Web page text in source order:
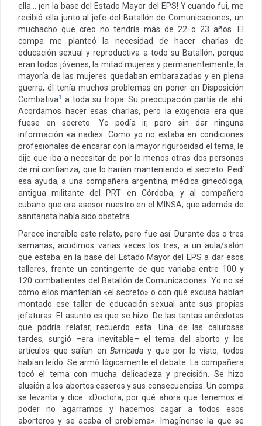
ella… ¡en la base del Estado Mayor del EPS! Y cuando fui, me
recibió ella junto al jefe del Batallón de Comunicaciones, un
muchacho que creo no tendría más de 22 o 23 años. El
compa me planteó la necesidad de hacer charlas de
educación sexual y reproductiva a todo su Batallón, porque
eran todos jóvenes, la mitad mujeres y permanentemente, la
mayoría de las mujeres quedaban embarazadas y en plena
guerra, él tenía muchos problemas en poner en Disposición
Combativa1 a toda su tropa. Su preocupación partía de ahí.
Acordamos hacer esas charlas, pero la exigencia era que
fuese en secreto. Yo podía ir, pero sin dar ninguna
información «a nadie». Como yo no estaba en condiciones
profesionales de encarar con la mayor rigurosidad el tema, le
dije que iba a necesitar de por lo menos otras dos personas
de mi confianza, que lo harían manteniendo el secreto. Pedí
esa ayuda, a una compañera argentina, médica ginecóloga,
antigua militante del PRT en Córdoba, y al compañero
cubano que era asesor nuestro en el MINSA, que además de
sanitarista había sido obstetra.
Parece increíble este relato, pero fue así. Durante dos o tres
semanas, acudimos varias veces los tres, a un aula/salón
que estaba en la base del Estado Mayor del EPS a dar esos
talleres, frente un contingente de que variaba entre 100 y
120 combatientes del Batallón de Comunicaciones. Yo no sé
cómo ellos mantenían «el secreto» o con qué excusa habían
montado ese taller de educación sexual ante sus propias
jefaturas. El asunto es que se hizo. De las tantas anécdotas
que podría relatar, recuerdo esta. Una de las calurosas
tardes, surgió –era inevitable– el tema del aborto y los
artículos que salían enBarricaday que por lo visto, todos
habían leído. Se armó lógicamente el debate. La compañera
tocó el tema con mucha delicadeza y precisión. Se hizo
alusión a los abortos caseros y sus consecuencias. Un compa
se levanta y dice: «Doctora, por qué ahora que tenemos el
poder no agarramos y hacemos cagar a todos esos
aborteros y se acaba el problema». Imagínense la que se